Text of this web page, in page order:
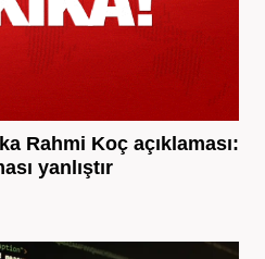
Rahmi Koç açıklaması:
yanlıştır